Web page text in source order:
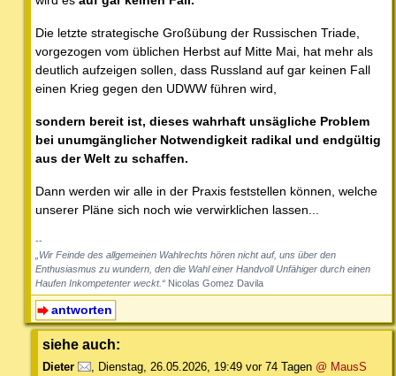
Die letzte strategische Großübung der Russischen Triade,
vorgezogen vom üblichen Herbst auf Mitte Mai, hat mehr als
deutlich aufzeigen sollen, dass Russland auf gar keinen Fall
einen Krieg gegen den UDWW führen wird,
sondern bereit ist, dieses wahrhaft unsägliche Problem
bei unumgänglicher Notwendigkeit radikal und endgültig
aus der Welt zu schaffen.
Dann werden wir alle in der Praxis feststellen können, welche
unserer Pläne sich noch wie verwirklichen lassen...
--
„Wir Feinde des allgemeinen Wahlrechts hören nicht auf, uns über den
Enthusiasmus zu wundern, den die Wahl einer Handvoll Unfähiger durch einen
Haufen Inkompetenter weckt.“ Nicolas Gomez Davila
antworten
siehe auch:
Dieter , Dienstag, 26.05.2026, 19:49 vor 74 Tagen @ MausS